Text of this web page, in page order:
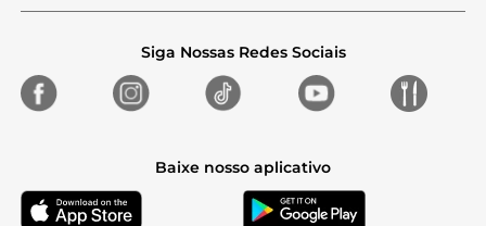
Siga Nossas Redes Sociais
Baixe nosso aplicativo